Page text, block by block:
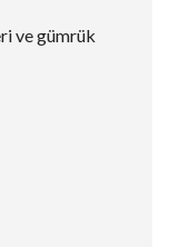
ve gümrük